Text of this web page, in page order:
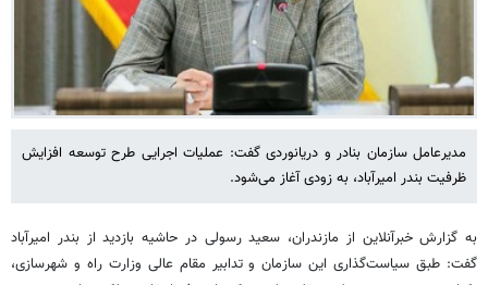
مدیرعامل سازمان بنادر و دریانوردی گفت: عملیات اجرایی طرح توسعه افزایش
ظرفیت بندر امیرآباد، به زودی آغاز می‌شود.
به گزارش خبرآنلاین از مازندران، سعید رسولی در حاشیه بازدید از بندر امیرآباد
گفت: طبق سیاست‌گذاری این سازمان و تدابیر مقام عالی وزارت راه و شهرسازی،